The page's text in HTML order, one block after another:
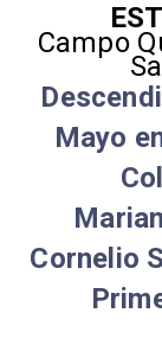
Campo
Mayo
Cornelio